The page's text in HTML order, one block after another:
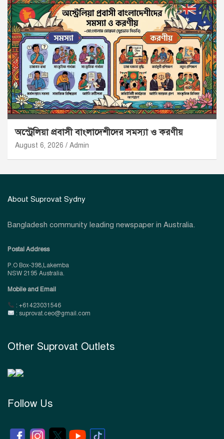
অস্ট্রেলিয়া প্রবাসী বাংলাদেশীদের সমস্যা ও করণীয়
August 6, 2026 Admin
About Suprovat Sydny
Bangladesh community leading newspaper in Australia.
Postal Address
P.O Box-398,Lakemba
NSW 2195 Australia.
Mobile and Email
: +61423031546
: suprovat.ceo@gmail.com
Other Suprovat Outlets
Follow Us